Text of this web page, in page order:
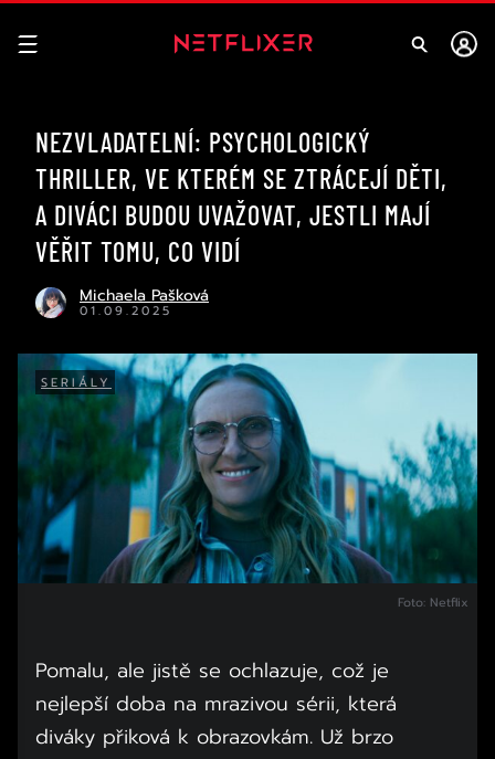
NEZVLADATELNÍ: PSYCHOLOGICKÝ
THRILLER, VE KTERÉM SE ZTRÁCEJÍ DĚTI,
A DIVÁCI BUDOU UVAŽOVAT, JESTLI MAJÍ
VĚŘIT TOMU, CO VIDÍ
Michaela Pašková
01.09.2025
SERIÁLY
Foto: Netflix
Pomalu, ale jistě se ochlazuje, což je
nejlepší doba na mrazivou sérii, která
diváky přiková k obrazovkám. Už brzo